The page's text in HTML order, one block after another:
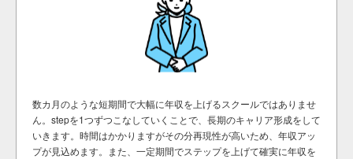
数カ月のような短期間で大幅に年収を上げるスクールではありませ
ん。stepを1つずつこなしていくことで、長期のキャリア形成をして
いきます。時間はかかりますがその分再現性が高いため、年収アッ
プが見込めます。また、一定期間でステップを上げて確実に年収を